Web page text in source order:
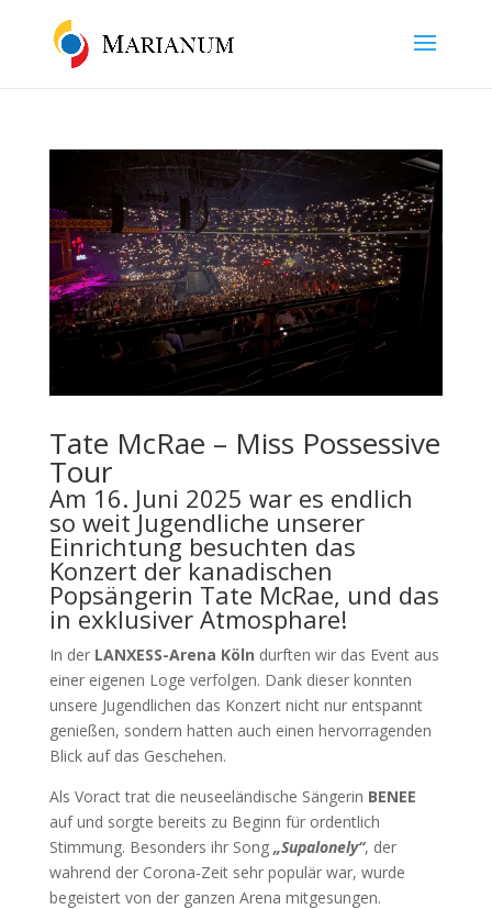
Tate McRae – Miss Possessive
Tour
Am 16. Juni 2025 war es endlich
so weit Jugendliche unserer
Einrichtung besuchten das
Konzert der kanadischen
Popsängerin Tate McRae, und das
in exklusiver Atmosphare!
In der LANXESS-Arena Köln durften wir das Event aus
einer eigenen Loge verfolgen. Dank dieser konnten
unsere Jugendlichen das Konzert nicht nur entspannt
genießen, sondern hatten auch einen hervorragenden
Blick auf das Geschehen.
Als Voract trat die neuseeländische Sängerin BENEE
auf und sorgte bereits zu Beginn für ordentlich
Stimmung. Besonders ihr Song „Supalonely“, der
wahrend der Corona-Zeit sehr populär war, wurde
begeistert von der ganzen Arena mitgesungen.